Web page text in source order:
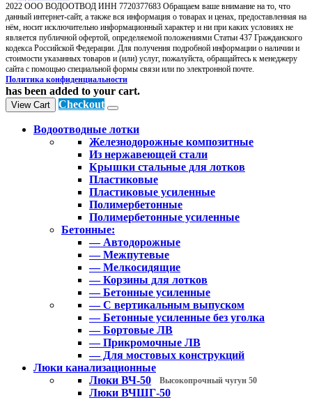
2022 ООО ВОДООТВОД ИНН 7720377683 Обращаем ваше внимание на то, что
данный интернет-сайт, а также вся информация о товарах и ценах, предоставленная на
нём, носит исключительно информационный характер и ни при каких условиях не
является публичной офертой, определяемой положениями Статьи 437 Гражданского
кодекса Российской Федерации. Для получения подробной информации о наличии и
стоимости указанных товаров и (или) услуг, пожалуйста, обращайтесь к менеджеру
сайта с помощью специальной формы связи или по электронной почте.
Политика конфиденциальности
has been added to your cart.
View Cart Checkout
Водоотводные лотки
Железнодорожные композитные
Из нержавеющей стали
Крышки стальные для лотков
Пластиковые
Пластиковые усиленные
Полимербетонные
Полимербетонные усиленные
Бетонные:
— Автодорожные
— Межпутевые
— Мелкосидящие
— Корзины для лотков
— Бетонные усиленные
— С вертикальным выпуском
— Бетонные усиленные без уголка
— Бортовые ЛВ
— Прикромочные ЛВ
— Для мостовых конструкций
Люки канализационные
Люки ВЧ-50
Высокопрочный чугун 50
Люки ВЧШГ-50